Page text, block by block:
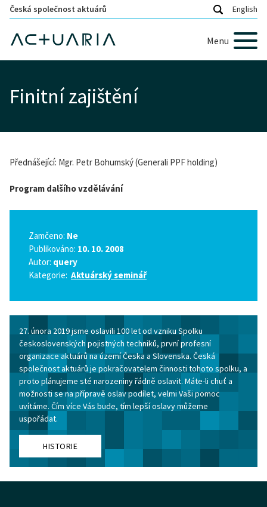
Česká společnost aktuárů English
Menu
Finitní zajištění
Přednášející: Mgr. Petr Bohumský (Generali PPF holding)
Program dalšího vzdělávání
Zamčeno: Ne
Publikováno: 10. 10. 2008
Autor: query
Kategorie: Aktuárský seminář
27. února 2019 jsme oslavili 100 let od vzniku Spolku
československých pojistných techniků, první profesní
organizace aktuárů na území Česka a Slovenska. Česká
společnost aktuárů je pokračovatelem činnosti tohoto spolku, a
proto plánujeme sté narozeniny řádně oslavit. Máte-li chuť a
možnosti se na přípravě oslav podílet, velmi Vaši pomoc
uvítáme. Čím více Vás bude, tím lepší oslavy můžeme
uspořádat.
HISTORIE